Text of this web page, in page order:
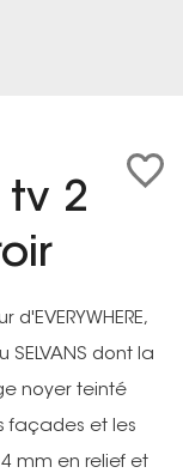
tv 2
dont la
noyer teinté
façades et les
mm en relief et